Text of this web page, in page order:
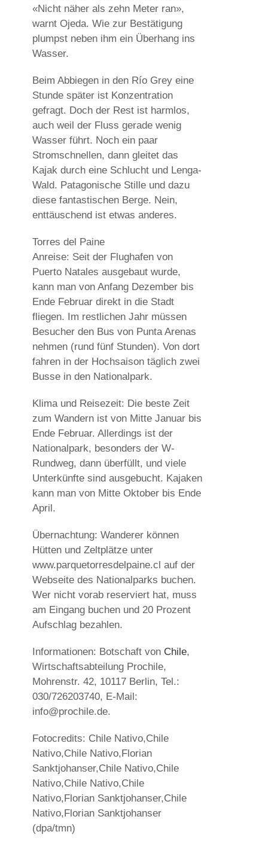
«Nicht näher als zehn Meter ran»,
warnt Ojeda. Wie zur Bestätigung
plumpst neben ihm ein Überhang ins
Wasser.
Beim Abbiegen in den Río Grey eine
Stunde später ist Konzentration
gefragt. Doch der Rest ist harmlos,
auch weil der Fluss gerade wenig
Wasser führt. Noch ein paar
Stromschnellen, dann gleitet das
Kajak durch eine Schlucht und Lenga-
Wald. Patagonische Stille und dazu
diese fantastischen Berge. Nein,
enttäuschend ist etwas anderes.
Torres del Paine
Anreise: Seit der Flughafen von
Puerto Natales ausgebaut wurde,
kann man von Anfang Dezember bis
Ende Februar direkt in die Stadt
fliegen. Im restlichen Jahr müssen
Besucher den Bus von Punta Arenas
nehmen (rund fünf Stunden). Von dort
fahren in der Hochsaison täglich zwei
Busse in den Nationalpark.
Klima und Reisezeit: Die beste Zeit
zum Wandern ist von Mitte Januar bis
Ende Februar. Allerdings ist der
Nationalpark, besonders der W-
Rundweg, dann überfüllt, und viele
Unterkünfte sind ausgebucht. Kajaken
kann man von Mitte Oktober bis Ende
April.
Übernachtung: Wanderer können
Hütten und Zeltplätze unter
www.parquetorresdelpaine.cl auf der
Webseite des Nationalparks buchen.
Wer nicht vorab reserviert hat, muss
am Eingang buchen und 20 Prozent
Aufschlag bezahlen.
Informationen: Botschaft von Chile,
Wirtschaftsabteilung Prochile,
Mohrenstr. 42, 10117 Berlin, Tel.:
030/726203740, E-Mail:
info@prochile.de.
Fotocredits: Chile Nativo,Chile
Nativo,Chile Nativo,Florian
Sanktjohanser,Chile Nativo,Chile
Nativo,Chile Nativo,Chile
Nativo,Florian Sanktjohanser,Chile
Nativo,Florian Sanktjohanser
(dpa/tmn)